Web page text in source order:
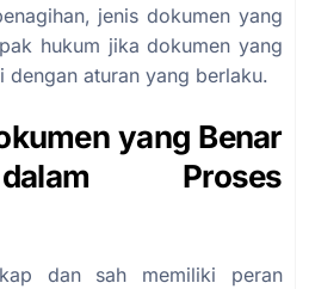
jenis dokumen yang
hukum jika dokumen yang
dengan aturan yang berlaku.
yang Benar
Proses
dan sah memiliki peran